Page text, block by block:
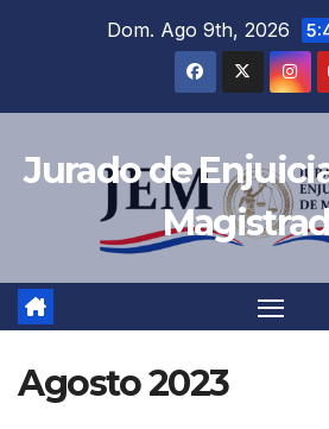
Dom. Ago 9th, 2026
Jurado de
Agosto 2023